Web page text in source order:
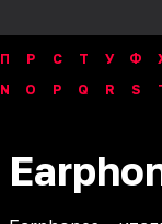
П Р С Т У Ф
N O P Q R S